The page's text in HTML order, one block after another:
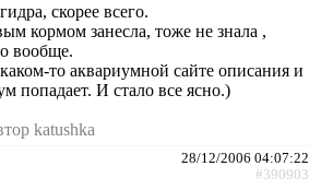
скорее всего.
кормом занесла, тоже не знала ,
вообще.
то аквариумной сайте описания и
попадает. И стало все ясно.)
katushka
28/12/2006 04:07:22
#390903